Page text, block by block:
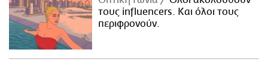
τους influencers. Και όλοι τους
περιφρονούν.